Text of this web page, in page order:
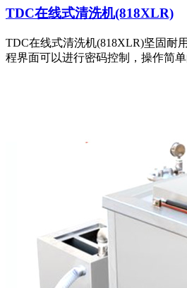
TDC在线式清洗机(818XLR)
TDC在线式清洗机(818XLR)坚固耐
程界面可以进行密码控制，操作简单